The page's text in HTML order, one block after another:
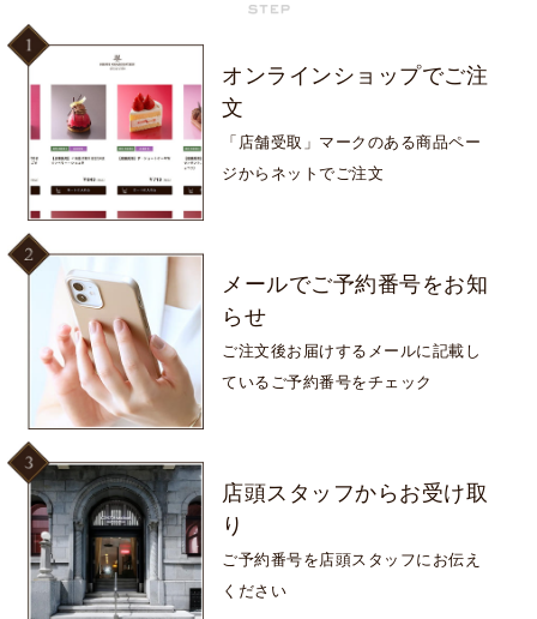
オンラインショップでご注
文
「店舗受取」マークのある商品ペー
ジからネットでご注文
メールでご予約番号をお知
らせ
ご注文後お届けするメールに記載し
ているご予約番号をチェック
店頭スタッフからお受け取
り
ご予約番号を店頭スタッフにお伝え
ください